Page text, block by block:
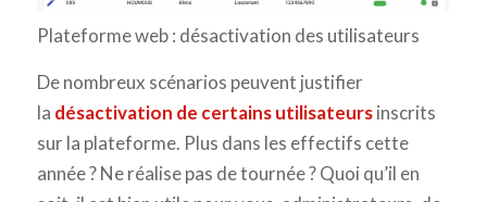
Plateforme web : désactivation des utilisateurs
De nombreux scénarios peuvent justifier
la désactivation de certains utilisateursinscrits
sur la plateforme. Plus dans les effectifs cette
année ? Ne réalise pas de tournée ? Quoi qu’il en